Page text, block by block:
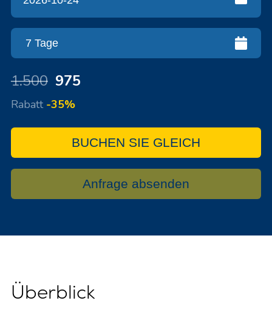
1.500 975
Rabatt -35%
BUCHEN SIE GLEICH
Anfrage absenden
Überblick